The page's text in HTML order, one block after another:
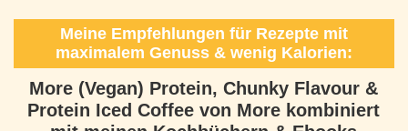
Meine Empfehlungen für Rezepte mit
maximalem Genuss & wenig Kalorien:
More (Vegan) Protein, Chunky Flavour &
Protein Iced Coffee von More kombiniert